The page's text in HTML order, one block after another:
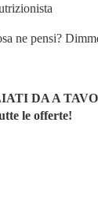
ne pensi?
DA A
le offerte!